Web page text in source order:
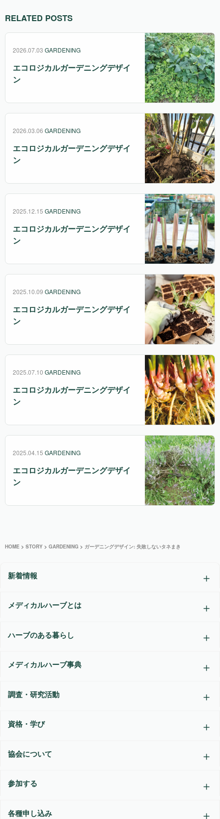
RELATED POSTS
2026.07.03 GARDENING
エコロジカルガーデニングデザイ
ン
2026.03.06 GARDENING
エコロジカルガーデニングデザイ
ン
2025.12.15 GARDENING
エコロジカルガーデニングデザイ
ン
2025.10.09 GARDENING
エコロジカルガーデニングデザイ
ン
2025.07.10 GARDENING
エコロジカルガーデニングデザイ
ン
2025.04.15 GARDENING
エコロジカルガーデニングデザイ
ン
HOME > STORY > GARDENING > ガーデニングデザイン: 失敗しないタネまき
新着情報
メディカルハーブとは
ハーブのある暮らし
メディカルハーブ事典
調査・研究活動
資格・学び
協会について
参加する
各種申し込み